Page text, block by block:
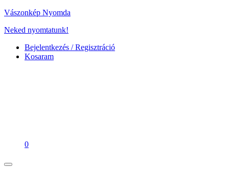
Vászonkép Nyomda
Neked nyomtatunk!
Bejelentkezés / Regisztráció
Kosaram
0